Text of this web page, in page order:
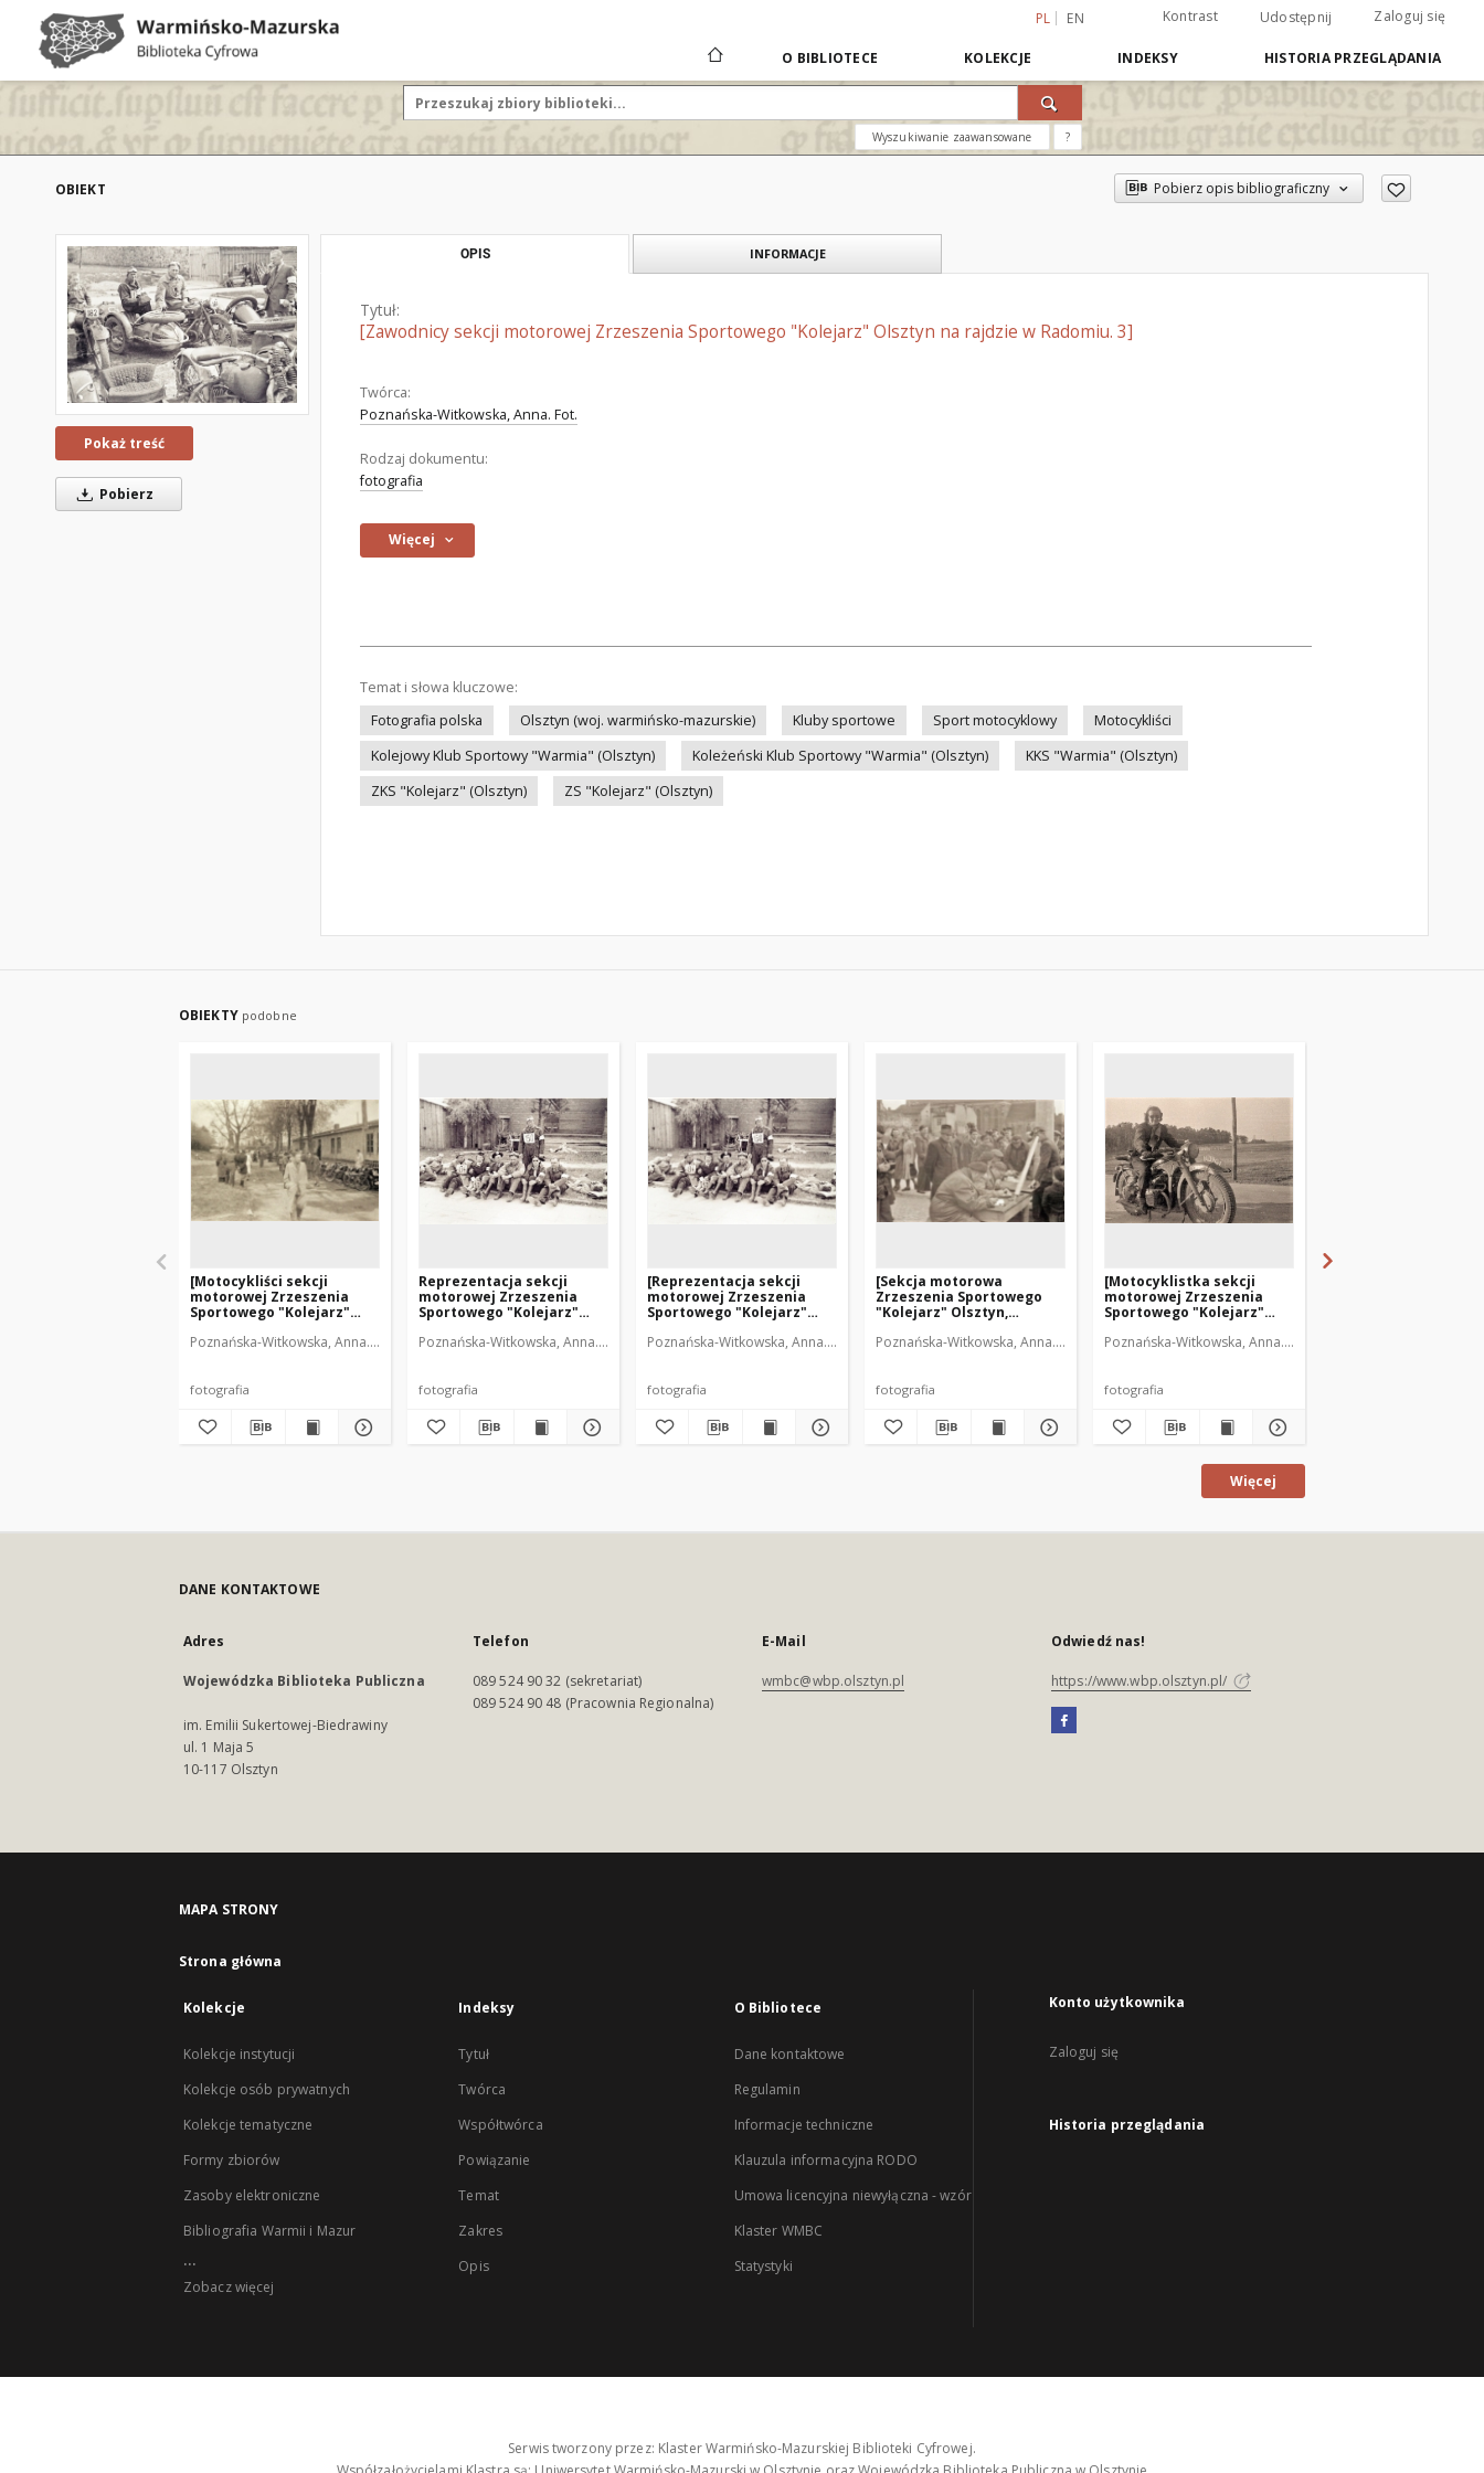
PL EN Kontrast Udostępnij Zaloguj się
O BIBLIOTECE KOLEKCJE INDEKSY HISTORIA PRZEGLĄDANIA
Wyszukiwanie zaawansowane ?
OBIEKT Pobierz opis bibliograficzny
Pokaż treść
Pobierz
OPIS INFORMACJE
Tytuł:
[Zawodnicy sekcji motorowej Zrzeszenia Sportowego "Kolejarz" Olsztyn na rajdzie w Radomiu. 3]
Twórca:
Poznańska-Witkowska, Anna. Fot.
Rodzaj dokumentu:
fotografia
Więcej
Temat i słowa kluczowe:
Fotografia polska
Olsztyn (woj. warmińsko-mazurskie) Kluby sportowe Sport motocyklowy
Motocykliści
Kolejowy Klub Sportowy "Warmia" (Olsztyn)
Koleżeński Klub Sportowy "Warmia" (Olsztyn)
KKS "Warmia" (Olsztyn)
ZKS "Kolejarz" (Olsztyn)
ZS "Kolejarz" (Olsztyn)
OBIEKTY podobne
[Motocykliści sekcji
motorowej Zrzeszenia
Sportowego "Kolejarz"
Poznańska-Witkowska, Anna. Fot.
fotografia
Reprezentacja sekcji
motorowej Zrzeszenia
Sportowego "Kolejarz"
Radomiu. 1
Poznańska-Witkowska, Anna. Fot.
fotografia
[Reprezentacja sekcji
motorowej Zrzeszenia
Sportowego "Kolejarz"
Radomiu. 1]
Poznańska-Witkowska, Anna. Fot.
fotografia
[Sekcja motorowa
Zrzeszenia Sportowego
"Kolejarz" Olsztyn,
parady 1 Maja]
Poznańska-Witkowska, Anna. Fot.
fotografia
[Motocyklistka sekcji
motorowej Zrzeszenia
Sportowego "Kolejarz"
Poznańska-Witkowska, Anna. Fot.
fotografia
Więcej
DANE KONTAKTOWE
Adres
Wojewódzka Biblioteka Publiczna
im. Emilii Sukertowej-Biedrawiny
ul. 1 Maja 5
10-117 Olsztyn
Telefon
089 524 90 32 (sekretariat)
089 524 90 48 (Pracownia Regionalna)
E-Mail
wmbc@wbp.olsztyn.pl
Odwiedź nas!
https://www.wbp.olsztyn.pl/
MAPA STRONY
Strona główna
Kolekcje
Kolekcje instytucji
Kolekcje osób prywatnych
Kolekcje tematyczne
Formy zbiorów
Zasoby elektroniczne
Bibliografia Warmii i Mazur
...
Zobacz więcej
Indeksy
Tytuł
Twórca
Współtwórca
Powiązanie
Temat
Zakres
Opis
O Bibliotece
Dane kontaktowe
Regulamin
Informacje techniczne
Klauzula informacyjna RODO
Umowa licencyjna niewyłączna - wzór
Klaster WMBC
Statystyki
Konto użytkownika
Zaloguj się
Historia przeglądania
Serwis tworzony przez: Klaster Warmińsko-Mazurskiej Biblioteki Cyfrowej.